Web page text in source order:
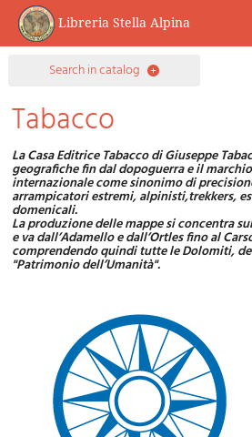
Libreria Stella Alpina
search in catalog
Tabacco
La Casa Editrice Tabacco di Giuseppe
geografiche fin dal dopoguerra e il
internazionale come sinonimo di
arrampicatori estremi, alpinisti,trekkers,
domenicali.
La produzione delle mappe si concentra
e va dall’Adamello e dall’Ortles fino al
comprendendo quindi tutte le Dolomiti,
"Patrimonio dell’Umanità".